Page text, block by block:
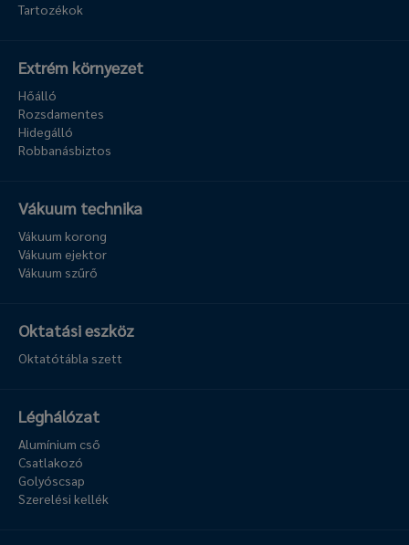
Tartozékok
Extrém környezet
Hőálló
Rozsdamentes
Hidegálló
Robbanásbiztos
Vákuum technika
Vákuum korong
Vákuum ejektor
Vákuum szűrő
Oktatási eszköz
Oktatótábla szett
Léghálózat
Alumínium cső
Csatlakozó
Golyóscsap
Szerelési kellék